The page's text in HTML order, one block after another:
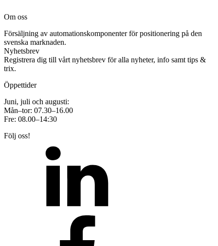
Om oss
Försäljning av automationskomponenter för positionering på den
svenska marknaden.
Nyhetsbrev
Registrera dig till vårt nyhetsbrev för alla nyheter, info samt tips &
trix.
Öppettider
Juni, juli och augusti:
Mån–tor: 07.30–16.00
Fre: 08.00–14:30
Följ oss!